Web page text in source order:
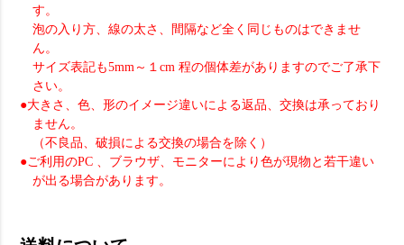
す。
泡の入り方、線の太さ、間隔など全く同じものはできませ
ん。
サイズ表記も5mm～１cm 程の個体差がありますのでご了承下
さい。
●大きさ、色、形のイメージ違いによる返品、交換は承っており
ません。
（不良品、破損による交換の場合を除く）
●ご利用のPC 、ブラウザ、モニターにより色が現物と若干違い
が出る場合があります。